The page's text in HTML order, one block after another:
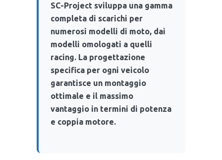
SC-Project sviluppa una gamma
completa di scarichi per
numerosi modelli di moto, dai
modelli omologati a quelli
racing. La progettazione
specifica per ogni veicolo
garantisce un montaggio
ottimale e il massimo
vantaggio in termini di potenza
e coppia motore.